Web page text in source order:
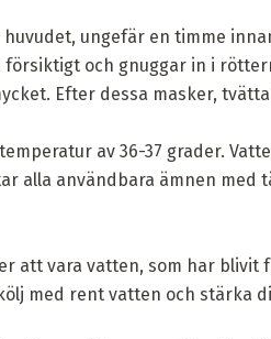
ungefär en timme
och gnuggar in i
Efter dessa masker,
av 36-37 grader.
alla användbara ämnen med
att vara vatten, som har blivit
med rent vatten och stärka